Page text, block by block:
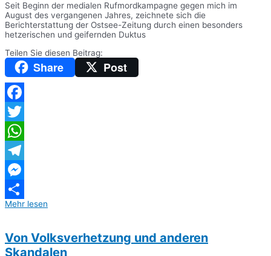
Seit Beginn der medialen Rufmordkampagne gegen mich im
August des vergangenen Jahres, zeichnete sich die
Berichterstattung der Ostsee-Zeitung durch einen besonders
hetzerischen und geifernden Duktus
Teilen Sie diesen Beitrag:
Share Post
Facebook
Twitter
WhatsApp
Telegram
Messenger
Teilen
Mehr lesen
Von Volksverhetzung und anderen
Skandalen